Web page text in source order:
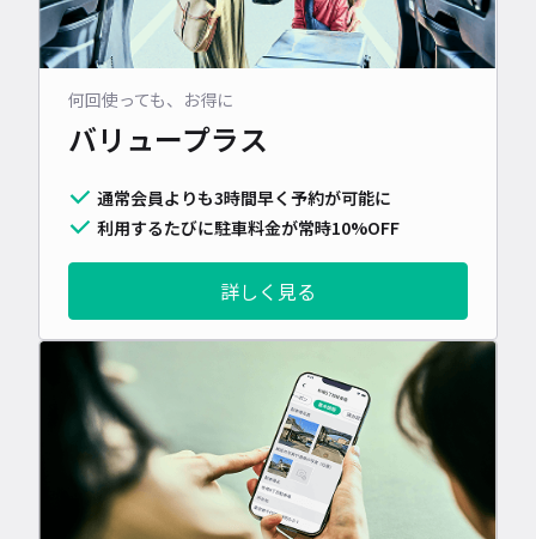
何回使っても、お得に
バリュープラス
通常会員よりも3時間早く予約が可能に
利用するたびに駐車料金が常時10%OFF
詳しく見る